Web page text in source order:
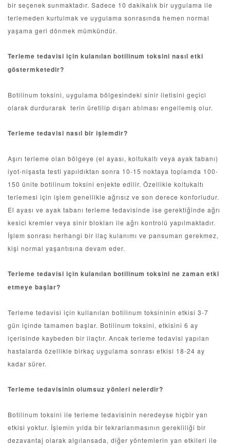
bir seçenek sunmaktadır. Sadece 10 dakikalık bir uygulama ile
terlemeden kurtulmak ve uygulama sonrasında hemen normal
yaşama geri dönmek mümkündür.
Terleme tedavisi için kulanılan botilinum toksini nasıl etki
göstermketedir?
Botilinum toksini, uygulama bölgesindeki sinir iletisini geçici
olarak durdurarak terin üretilip dışarı atılması engellemiş olur.
Terleme tedavisi nasıl bir işlemdir?
Aşırı terleme olan bölgeye (el ayası, koltukaltı veya ayak tabanı)
iyot-nişasta testi yapıldıktan sonra 10-15 noktaya toplamda 100-
150 ünite botilinum toksini enjekte edilir. Özellikle koltukaltı
terlemesi için işlem genellikle ağrısız ve son derece konforludur.
El ayası ve ayak tabanı terleme tedavisinde ise gerektiğinde ağrı
kesici kremler veya sinir blokları ile ağrı kontrolü yapılmaktadır.
İşlem sonrası herhangi bir ilaç kulanımı ve pansuman gerekmez,
kişi normal yaşantısına devam eder.
Terleme tedavisi için kulanılan botilinum toksini ne zaman etki
etmeye başlar?
Terleme tedavisi için kullanılan botilinum toksininin etkisi 3-7
gün içinde tamamen başlar. Botilinum toksini, etkisini 6 ay
içerisinde kaybeden bir ilaçtır. Ancak terleme tedavisi yapılan
hastalarda özellikle birkaç uygulama sonrası etkisi 18-24 ay
kadar sürer.
Terleme tedavisinin olumsuz yönleri nelerdir?
Botilinum toksini ile terleme tedavisinin neredeyse hiçbir yan
etkisi yoktur. İşlemin yılda bir tekrarlanmasının gerekliliği bir
dezavantaj olarak algılansada, diğer yöntemlerin yan etkileri ile